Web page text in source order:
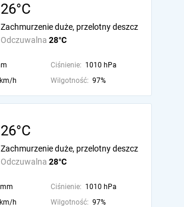
26°C
Odczuwalna 28°C
Zachmurzenie duże, przelotny deszcz
Ciśnienie: 1010 hPa
h Wilgotność: 97%
26°C
Odczuwalna 28°C
Zachmurzenie duże, przelotny deszcz
Ciśnienie: 1010 hPa
h Wilgotność: 97%